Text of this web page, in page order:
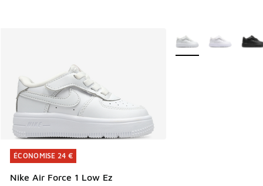
ÉCONOMISE 24 €
Nike Air Force 1 Low Ez
ÉCONOMISE 24 €
Plus de couleurs